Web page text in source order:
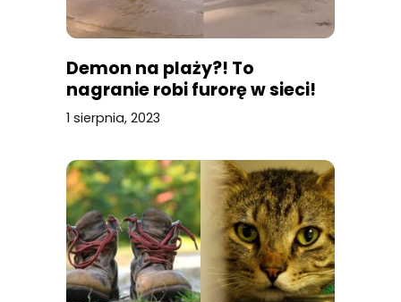
Demon na plaży?! To
nagranie robi furorę w sieci!
1 sierpnia, 2023